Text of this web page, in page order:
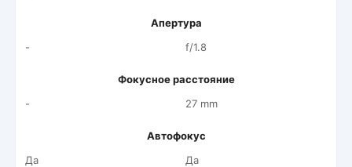
Апертура
-
f/1.8
Фокусное расстояние
-
27 mm
Автофокус
Да
Да